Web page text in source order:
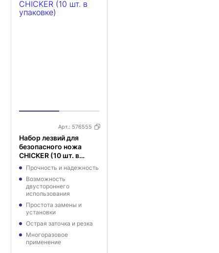
Арт.: 576555
Набор лезвий для
безопасного ножа
CHICKER (10 шт. в
упаковке)
Прочность и надежность
Возможность
двустороннего
использования
Простота замены и
установки
Острая заточка и резка
Многоразовое
применение